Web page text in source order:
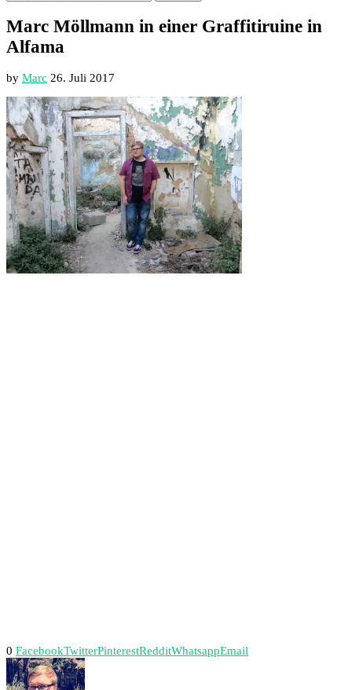
Marc Möllmann in einer Graffitiruine in
Alfama
by Marc 26. Juli 2017
0 FacebookTwitterPinterestRedditWhatsappEmail